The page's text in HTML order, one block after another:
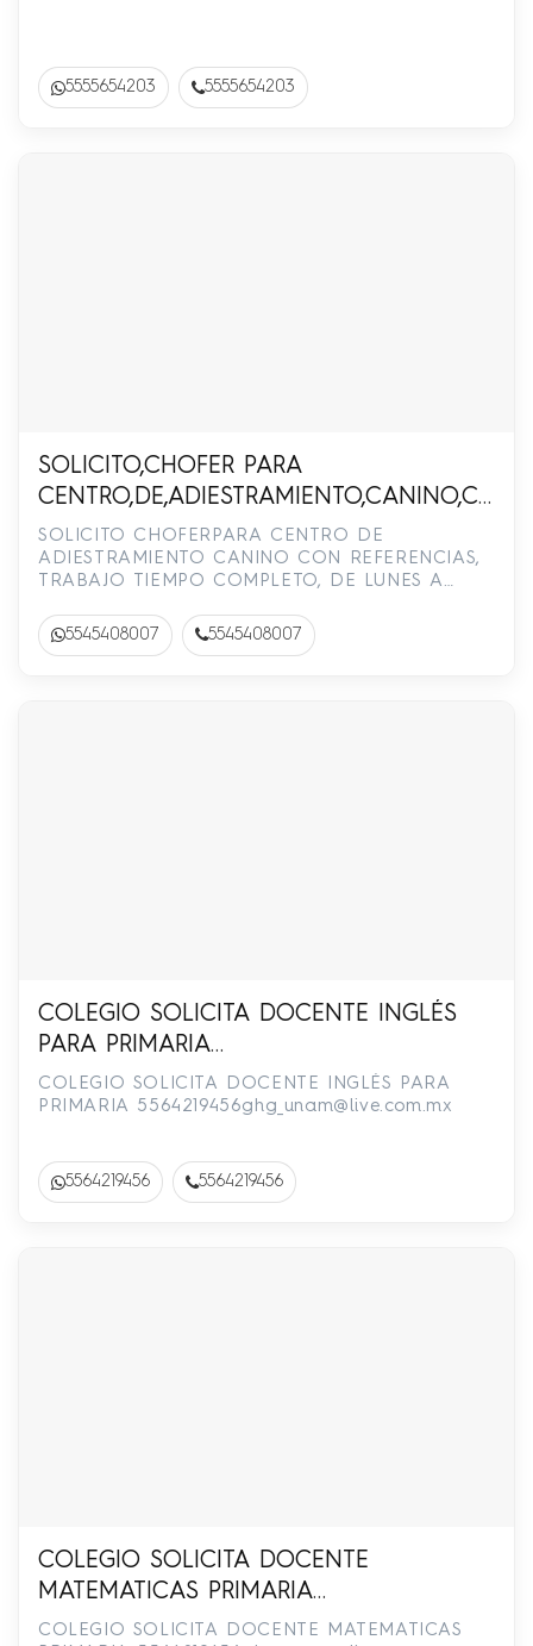
5555654203 5555654203
SOLICITO,CHOFER PARA
COMUNICARSE,AL,55-4540-8007
SOLICITO CHOFERPARA CENTRO DE
ADIESTRAMIENTO CANINO CON REFERENCIAS,
TRABAJO TIEMPO COMPLETO, DE LUNES A
URVAN CON LICENC…
5545408007 5545408007
COLEGIO SOLICITA DOCENTE INGLÉS
PARA PRIMARIA
5564219456ghg_unam@live.com.mx
COLEGIO SOLICITA DOCENTE INGLÉS PARA
PRIMARIA 5564219456ghg_unam@live.com.mx
5564219456 5564219456
COLEGIO SOLICITA DOCENTE
MATEMATICAS PRIMARIA
5564219456ghg_unam@live.com.mx
COLEGIO SOLICITA DOCENTE MATEMATICAS